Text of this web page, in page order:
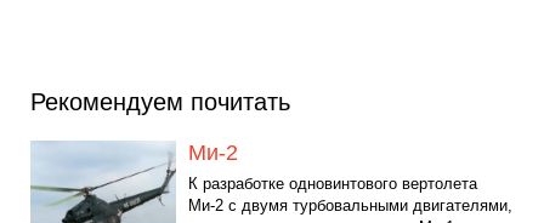
Рекомендуем почитать
Ми-2
К разработке одновинтового вертолета
Ми-2 с двумя турбовальными двигателями,